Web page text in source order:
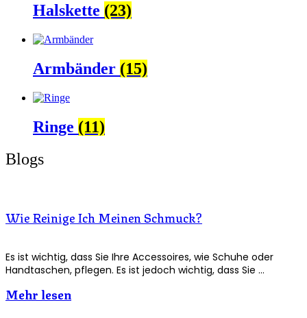
Halskette (23)
Armbänder (15)
Ringe (11)
Blogs
Wie Reinige Ich Meinen Schmuck?
Es ist wichtig, dass Sie Ihre Accessoires, wie Schuhe oder
Handtaschen, pflegen. Es ist jedoch wichtig, dass Sie …
Mehr lesen